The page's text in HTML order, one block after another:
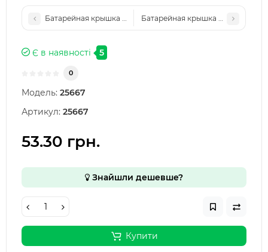
Батарейная крышка для Huawei Honor 10 Lite, Синяя
Батарейная крышка для Huawei
Є в наявності 5
0
Модель: 25667
Артикул: 25667
53.30 грн.
Знайшли дешевше?
Купити